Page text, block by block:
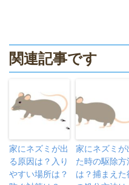
関連記事です
家にネズミが出
る原因は？入り
やすい場所は？
家にネズミが
た時の駆除方
は？捕まえた